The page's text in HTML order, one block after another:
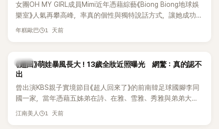
女團OH MY GIRL成員Mimi近年憑藉綜藝《Biong Biong地球娛
樂室》人氣再攀高峰，率真的個性與獨特說話方式，讓她成功塑
造鮮明形象。不過近日，韓國知名論壇卻出現一篇以「我真的超
年糕歐巴 1 天前
韓星
《超回》萌娃暴風長大！13歲全妝近照曝光 網驚：真的認不
出
曾出演KBS親子實境節目《超人回來了》的前南韓足球國腳李同
國一家，當年憑藉五姊弟在詩、在雅、雪雅、秀雅與弟弟大發
（雪秀大）的可愛互動圈粉無數。隨著孩子們陸續長大，近況
江南美人 1 天前